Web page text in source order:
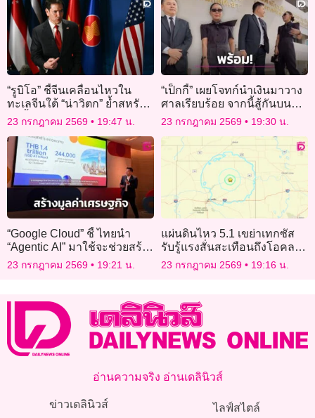
“รูบิโอ” ชี้จีนเคลื่อนไหวใน
ทะเลจีนใต้ “น่าวิตก” ย้ำสหรัฐ
ไม่ทิ้งฟิลิปปินส์
23 กรกฎาคม 2569 19:47 น.
“เป็กกี้” เผยโจทก์นำเงินมาวาง
ศาลเรียบร้อย จากนี้สู้กันบนชั้น
ศาล เอฟซีเชียร์ให้สู้ๆอย่าถอย!
23 กรกฎาคม 2569 19:30 น.
“Google Cloud” ชี้ ไทยนำ
“Agentic AI” มาใช้จะช่วยสร้าง
มูลค่าเศรษฐกิจได้กว่า 1.4
ล้านล้านบาท
23 กรกฎาคม 2569 19:21 น.
แผ่นดินไหว 5.1 เขย่าเทกซัส
รับรู้แรงสั่นสะเทือนถึงโอคลา
โฮมา
23 กรกฎาคม 2569 19:16 น.
อ่านความจริง อ่านเดลินิวส์
ข่าวเดลินิวส์ ไลฟ์สไตล์